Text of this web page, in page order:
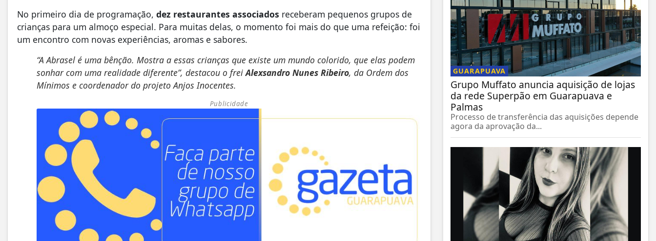
No primeiro dia de programação, dez restaurantes associados receberam pequenos grupos de
crianças para um almoço especial. Para muitas delas, o momento foi mais do que uma refeição: foi
um encontro com novas experiências, aromas e sabores.
“A Abrasel é uma bênção. Mostra a essas crianças que existe um mundo colorido, que elas podem
sonhar com uma realidade diferente”, destacou o freiAlexsandro Nunes Ribeiro, da Ordem dos
Mínimos e coordenador do projeto Anjos Inocentes.
Publicidade
GUARAPUAVA
Grupo Muffato anuncia aquisição de lojas
da rede Superpão em Guarapuava e
Palmas
Processo de transferência das aquisições depende
agora da aprovação da...